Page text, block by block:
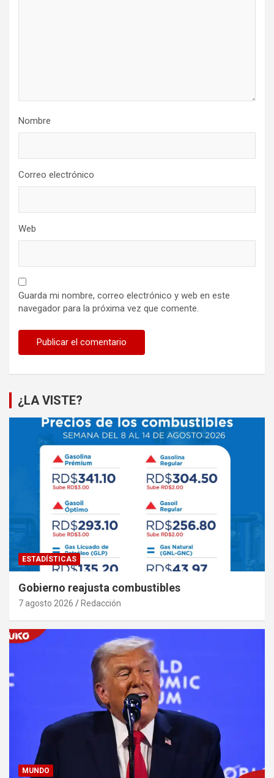
Nombre
Correo electrónico
Web
Guarda mi nombre, correo electrónico y web en este
navegador para la próxima vez que comente.
¿LA VISTE?
ESTADÍSTICAS
Gobierno reajusta combustibles
7 agosto 2026 Redacción
MUNDO